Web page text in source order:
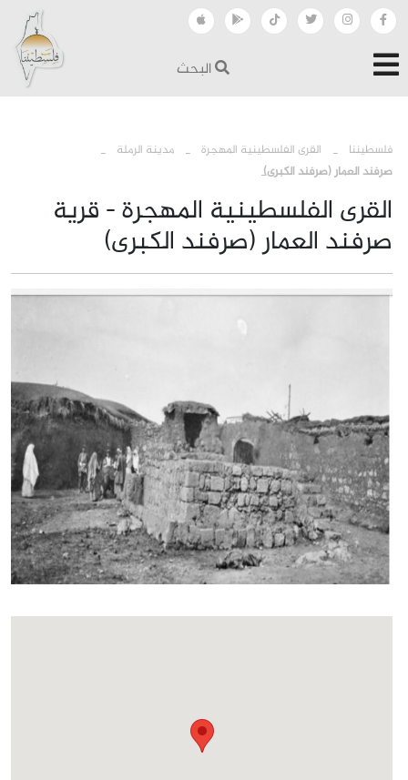
البحث
فلسطيننا القرى الفلسطينية المهجرة مدينة الرملة
صرفند العمار (صرفند الكبرى)
القرى الفلسطينية المهجرة - قرية
صرفند العمار (صرفند الكبرى)